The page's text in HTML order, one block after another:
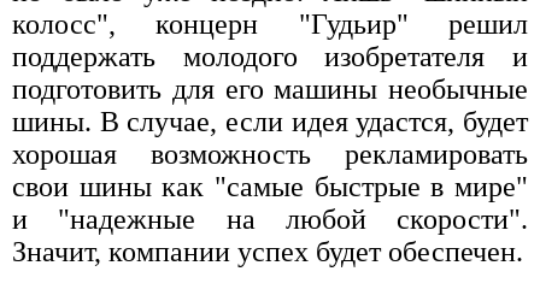
колосс", концерн "Гудьир" решил
поддержать молодого изобретателя и
подготовить для его машины необычные
шины. В случае, если идея удастся, будет
хорошая возможность рекламировать
свои шины как "самые быстрые в мире"
и "надежные на любой скорости".
Значит, компании успех будет обеспечен.